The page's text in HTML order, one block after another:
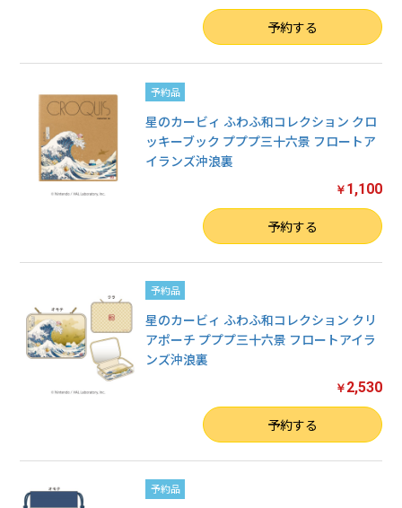
予約する
予約品
星のカービィ ふわふ和コレクション クロ
ッキーブック プププ三十六景 フロートア
イランズ沖浪裏
￥ 1,100
予約する
予約品
星のカービィ ふわふ和コレクション クリ
アポーチ プププ三十六景 フロートアイラ
ンズ沖浪裏
￥ 2,530
予約する
予約品